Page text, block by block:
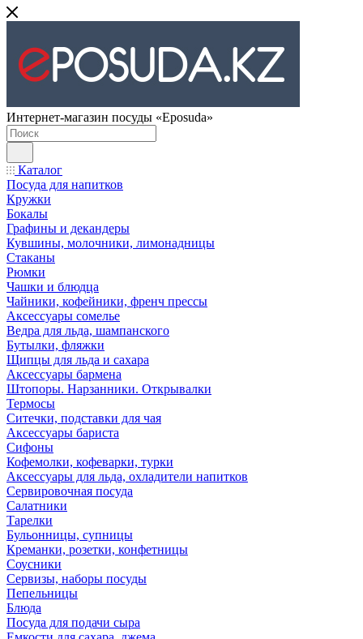
Интернет-магазин посуды «Eposuda»
Каталог
Посуда для напитков
Кружки
Бокалы
Графины и декандеры
Кувшины, молочники, лимонадницы
Стаканы
Рюмки
Чашки и блюдца
Чайники, кофейники, френч прессы
Аксессуары сомелье
Ведра для льда, шампанского
Бутылки, фляжки
Щипцы для льда и сахара
Аксессуары бармена
Штопоры. Нарзанники. Открывалки
Термосы
Ситечки, подставки для чая
Аксессуары бариста
Сифоны
Кофемолки, кофеварки, турки
Аксессуары для льда, охладители напитков
Сервировочная посуда
Салатники
Тарелки
Бульонницы, супницы
Креманки, розетки, конфетницы
Соусники
Сервизы, наборы посуды
Пепельницы
Блюда
Посуда для подачи сыра